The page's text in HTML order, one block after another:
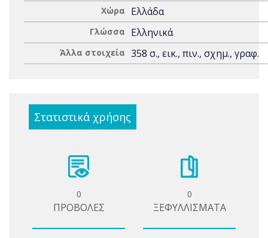
Χώρα Ελλάδα
Γλώσσα Ελληνικά
Άλλα στοιχεία 358 σ., εικ., πιν., σχημ., γραφ.
Στατιστικά χρήσης
0
ΠΡΟΒΟΛΕΣ
0
ΞΕΦΥΛΛΙΣΜΑΤΑ